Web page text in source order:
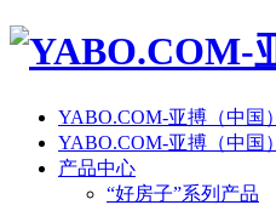
YABO.COM-亚搏（中国）
YABO.COM-亚搏（中国）
产品中心
“好房子”系列产品